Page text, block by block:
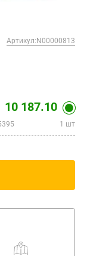
Артикул:N00000813
10 187.10
1 шт